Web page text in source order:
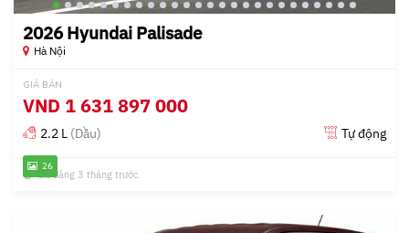
26
2026 Hyundai Palisade
Hà Nội
GIÁ BÁN
VND 1 631 897 000
2.2 L (Dầu) Tự động
Đã đăng 3 tháng trước